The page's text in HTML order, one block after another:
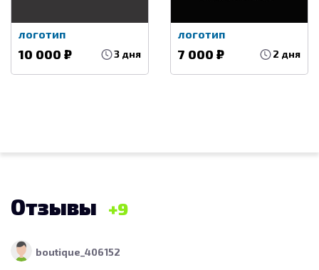
09.09.2020
логотип
10 000 ₽ 3 дня
логотип
7 000 ₽ 2 дня
Отзывы 9
boutique_406152